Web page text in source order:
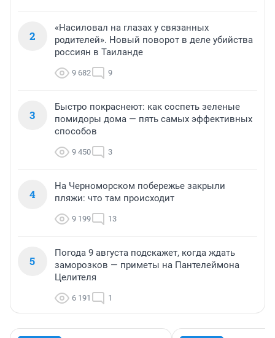
2
«Насиловал на глазах у связанных
родителей». Новый поворот в деле убийства
россиян в Таиланде
9 682 9
3
Быстро покраснеют: как соспеть зеленые
помидоры дома — пять самых эффективных
способов
9 450 3
4
На Черноморском побережье закрыли
пляжи: что там происходит
9 199 13
5
Погода 9 августа подскажет, когда ждать
заморозков — приметы на Пантелеймона
Целителя
6 191 1